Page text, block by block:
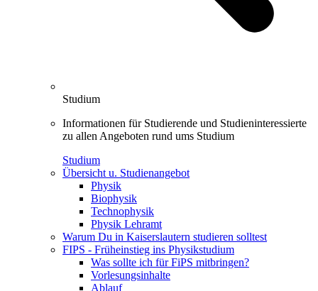
Studium
Informationen für Studierende und Studieninteressierte
zu allen Angeboten rund ums Studium
Studium
Übersicht u. Studienangebot
Physik
Biophysik
Technophysik
Physik Lehramt
Warum Du in Kaiserslautern studieren solltest
FIPS - Früheinstieg ins Physikstudium
Was sollte ich für FiPS mitbringen?
Vorlesungsinhalte
Ablauf